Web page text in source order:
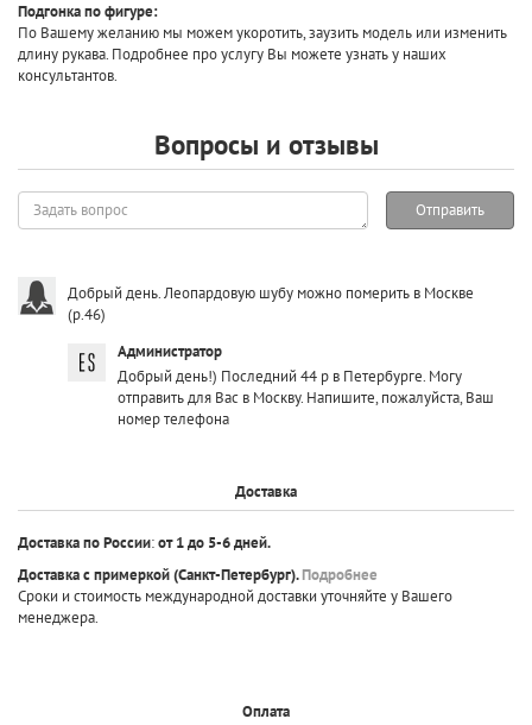
Подгонка по фигуре:
По Вашему желанию мы можем укоротить, заузить модель или изменить
длину рукава. Подробнее про услугу Вы можете узнать у наших
консультантов.
Вопросы и отзывы
Задать
вопрос
Отправить
Добрый день. Леопардовую шубу можно померить в Москве
(р.46)
Администратор
Добрый день!) Последний 44 р в Петербурге. Могу
отправить для Вас в Москву. Напишите, пожалуйста, Ваш
номер телефона
Доставка
Доставка по России:от 1 до 5-6 дней.
Доставка с примеркой(Санкт-Петербург).Подробнее
Сроки и стоимость международной доставки уточняйте у Вашего
менеджера.
Оплата